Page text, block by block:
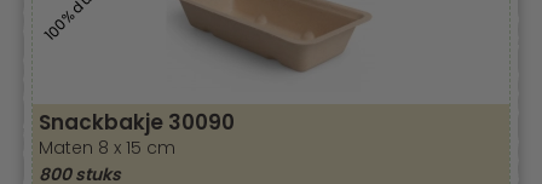
Snackbakje 30090
Maten 8 x 15 cm
800 stuks